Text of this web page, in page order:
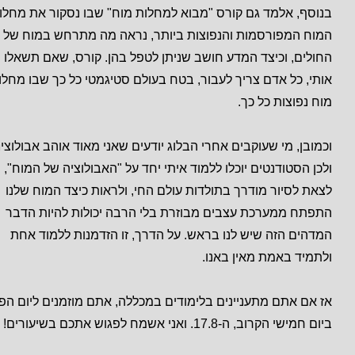
בנוסף, אלמד גם קורס "מבוא למחלות מוח" שבו נסקור את
המוח המפורסמות והנפוצות ביותר, נראה מה מתרחש במוח של
החולים, וכיצד המדע חושב שניתן לטפל בהן. קורס, שאם תשאלו
אותי, כל אדם צריך לעבור, בטח בעולם סטיגמטי כל כך שבו
מוח נפוצות כל כך.
וכמובן, מי שעוקבים אחרי הבלוג יודעים שאני מאוד אוהב
ולכן הסטודנטים יוכלו ללמוד איתי יחד על "האבולוציה של המוח",
לצאת לסיור מודרך בתולדות עולם החי, ולראות כיצד המוח שלנו
התפתח ממערכת עצבים מבוזרת בלי הרבה יכולות להיות הדבר
המדהים הזה שיש לנו בראש. על הדרך, זו הזדמנות ללמוד אחת
ולתמיד באמת מאין באנו.
אז אם אתם מתעניינים בלימודים במכללה, אתם מוזמנים ליום
ביום חמישי הקרוב, ה-17.8. ואני אשמח לפגוש אתכם בשיעורים!